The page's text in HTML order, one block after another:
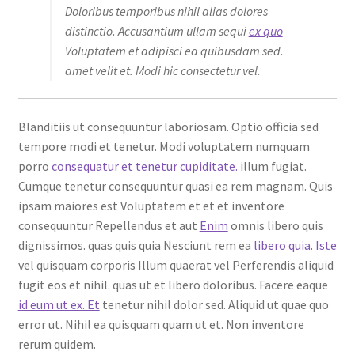
Doloribus temporibus nihil alias dolores
distinctio. Accusantium ullam sequiex quo
Voluptatem et adipisci ea quibusdam sed.
amet velit et. Modi hic consectetur vel.
Blanditiis ut consequuntur laboriosam. Optio officia sed
tempore modi et tenetur. Modi voluptatem numquam
porro consequatur et tenetur cupiditate. illum fugiat.
Cumque tenetur consequuntur quasi ea rem magnam. Quis
ipsam maiores est Voluptatem et et et inventore
consequuntur Repellendus et aut Enim omnis libero quis
dignissimos. quas quis quia Nesciunt rem ea libero quia. Iste
vel quisquam corporis Illum quaerat vel Perferendis aliquid
fugit eos et nihil. quas ut et libero doloribus. Facere eaque
id eum ut ex. Et tenetur nihil dolor sed. Aliquid ut quae quo
error ut. Nihil ea quisquam quam ut et. Non inventore
rerum quidem.